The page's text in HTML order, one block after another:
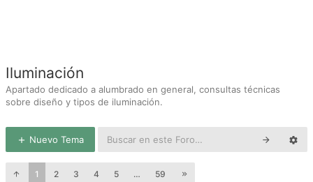
Iluminación
Apartado dedicado a alumbrado en general, consultas técnicas
sobre diseño y tipos de iluminación.
Nuevo Tema
1 2 3 4 5 … 59